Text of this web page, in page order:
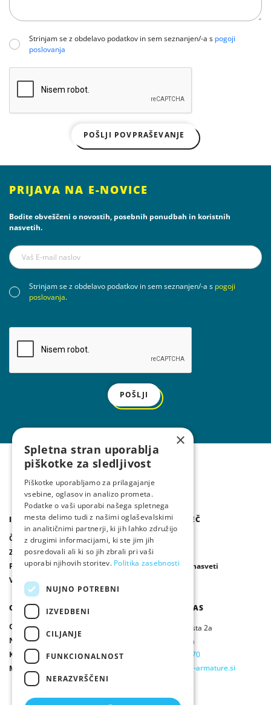
Strinjam se z obdelavo podatkov in sem seznanjen/-a s pogoji
poslovanja
POŠLJI POVPRAŠEVANJE
PRIJAVA NA E-NOVICE
Bodite obveščeni o novostih, posebnih ponudbah in koristnih
nasvetih.
Strinjam se z obdelavo podatkov in sem seznanjen/-a s pogoji
poslovanja.
POŠLJI
IZDELKI
Čistilne naprave / Greznice
Zbiralniki deževnice
Ponikalni sistemi
Vsi izdelki
IZVEDITE VEČ
Publikacije
Novice
Vprašanja in nasveti
O NAS
O nas
Naši partnerji
Kontakt
Mnenja strank
OBIŠČITE NAS
Ljubljanska cesta 2a
Ivančna Gorica
01 / 78 69 270
info@armex-armature.si
×
Spletna stran uporablja
piškotke za sledljivost
Piškotke uporabljamo za prilagajanje
vsebine, oglasov in analizo prometa.
Podatke o vaši uporabi našega spletnega
mesta delimo tudi z našimi oglaševalskimi
in analitičnimi partnerji, ki jih lahko združijo
z drugimi informacijami, ki ste jim jih
posredovali ali ki so jih zbrali pri vaši
uporabi njihovih storitev. Politika zasebnosti
NUJNO POTREBNI
IZVEDBENI
CILJANJE
FUNKCIONALNOST
NERAZVRŠČENI